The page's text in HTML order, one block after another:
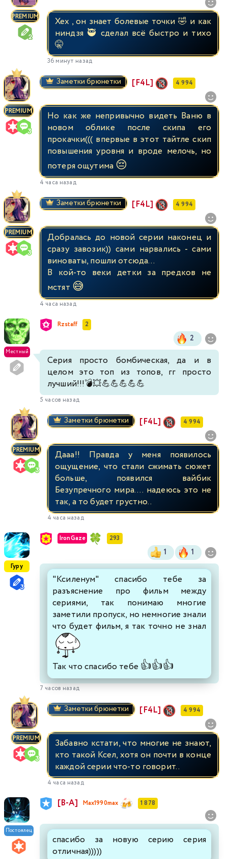
PREMIUM
Хех , он знает болевые точки 🤣 и как
ниндзя 🥷 сделал всё быстро и тихо
🤫
36 минут назад
PREMIUM
Заметки брюнетки [F4L] 4 994
Но как же непривычно видеть Ваню в
новом облике после скипа его
прокачки((( впервые в этот тайтле скип
повышения уровня и вроде мелочь, но
потеря ощутима 😔
4 часа назад
PREMIUM
Заметки брюнетки [F4L] 4 994
Добралась до новой серии наконец и
сразу завозик)) сами нарвались - сами
виноваты, пошли отсюда...
В кой-то веки детки за предков не
мстят 😅
4 часа назад
Местный
Rzstaff 2
2
Серия просто бомбическая, да и в
целом это топ из топов, гг просто
лучший!!!💣💥💪💪💪💪💪
5 часов назад
PREMIUM
Заметки брюнетки [F4L] 4 994
Дааа!! Правда у меня появилось
ощущение, что стали сжимать сюжет
больше, появился вайбик
Безупречного мира.... надеюсь это не
так, а то будет грустно..
4 часа назад
Гуру
IronGaze 293
1 1
"Ксиленум" спасибо тебе за
разъяснение про фильм между
сериями, так понимаю многие
заметили пропуск, но немногие знали
что будет фильм, я так точно не знал
Так что спасибо тебе 👍👍👍
7 часов назад
PREMIUM
Заметки брюнетки [F4L] 4 994
Забавно кстати, что многие не знают,
кто такой Ксел, хотя он почти в конце
каждой серии что-то говорит..
4 часа назад
Постоялец
[В-А] Max1990max 1 878
спасибо за новую серию серия
отличная)))))